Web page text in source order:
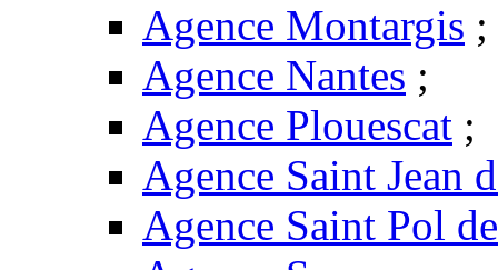
Agence Montargis ;
Agence Nantes ;
Agence Plouescat ;
Agence Saint Jean
Agence Saint Pol